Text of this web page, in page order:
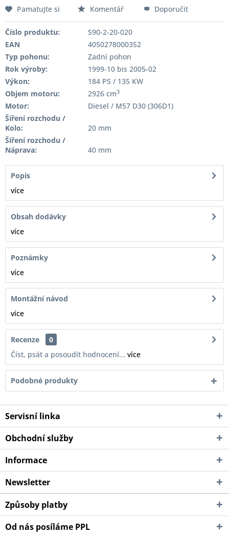
Pamatujte si Komentář Doporučit
Číslo produktu:
S90-2-20-020
EAN
4050278000352
Typ pohonu:
Zadní pohon
Rok výroby:
1999-10 bis 2005-02
Výkon:
184 PS / 135 KW
Objem motoru:
2926 cm3
Motor:
Diesel / M57 D30 (306D1)
Šíření rozchodu /
Kolo:
20 mm
Šíření rozchodu /
Náprava:
40 mm
Popis
více
Obsah dodávky
více
Poznámky
více
Montážní návod
více
Recenze
0
Číst, psát a posoudít hodnocení... více
Podobné produkty
Servisní linka
Obchodní služby
Informace
Newsletter
Způsoby platby
Od nás posíláme PPL